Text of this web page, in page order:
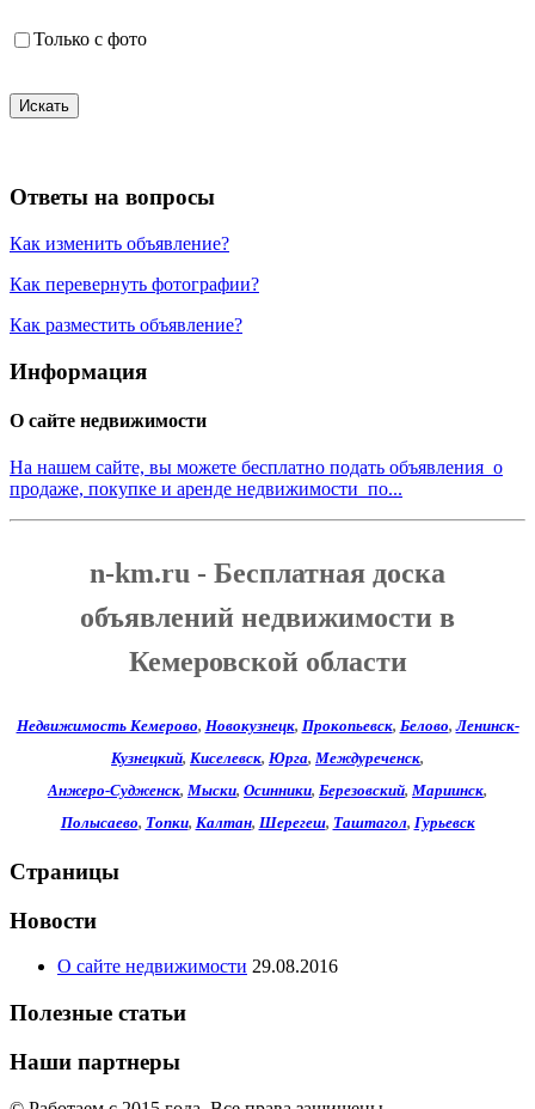
Только с фото
Искать
Ответы на вопросы
Как изменить объявление?
Как перевернуть фотографии?
Как разместить объявление?
Информация
О сайте недвижимости
На нашем сайте, вы можете бесплатно подать объявления о
продаже, покупке и аренде недвижимости по...
n-km.ru - Бесплатная доска
объявлений недвижимости в
Кемеровской области
Недвижимость Кемерово, Новокузнецк, Прокопьевск, Белово,Ленинск-
Кузнецкий, Киселевск, Юрга, Междуреченск,
Анжеро-Судженск, Мыски, Осинники, Березовский, Мариинск,
Полысаево, Топки, Калтан, Шерегеш, Таштагол, Гурьевск
Страницы
Новости
О сайте недвижимости 29.08.2016
Полезные статьи
Наши партнеры